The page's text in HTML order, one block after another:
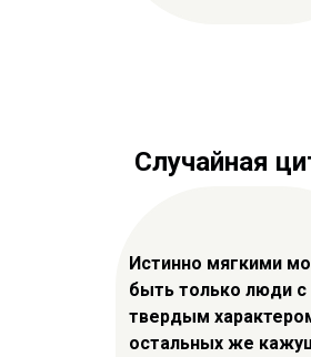
Случайная
Истинно мягкими
быть только люди с
твердым
остальных же